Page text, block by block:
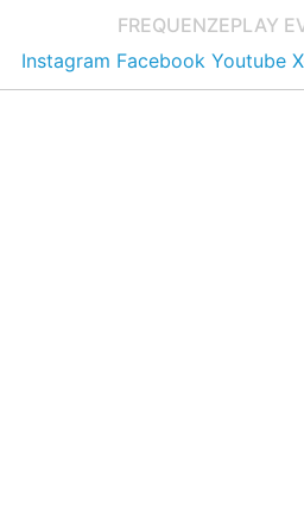
FREQUENZEPLAY
Instagram Facebook Youtube